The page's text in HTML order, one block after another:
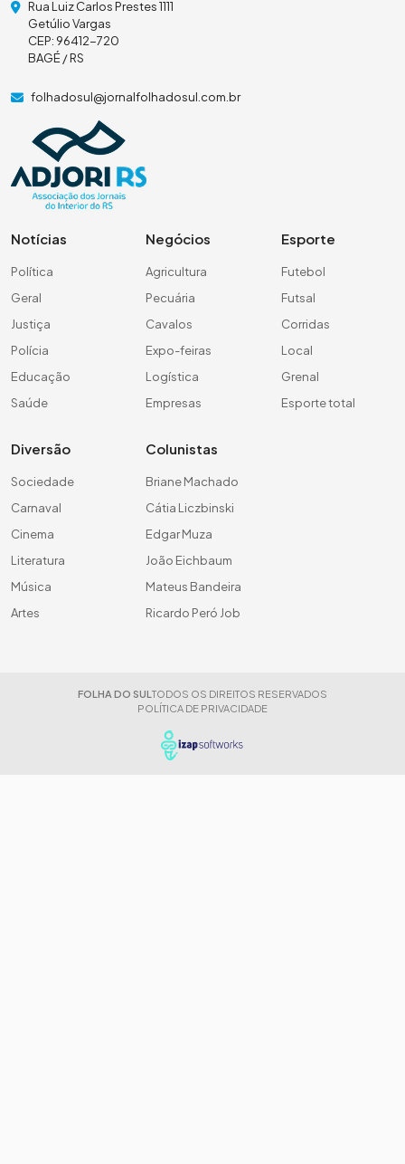
Rua Luiz Carlos Prestes 1111
Getúlio Vargas
CEP: 96412-720
BAGÉ / RS
folhadosul@jornalfolhadosul.com.br
Notícias
Política
Geral
Justiça
Polícia
Educação
Saúde
Negócios
Agricultura
Pecuária
Cavalos
Expo-feiras
Logística
Empresas
Esporte
Futebol
Futsal
Corridas
Local
Grenal
Esporte total
Diversão
Sociedade
Carnaval
Cinema
Literatura
Música
Artes
Colunistas
Briane Machado
Cátia Liczbinski
Edgar Muza
João Eichbaum
Mateus Bandeira
Ricardo Peró Job
FOLHA DO SUL TODOS OS DIREITOS RESERVADOS
POLÍTICA DE PRIVACIDADE